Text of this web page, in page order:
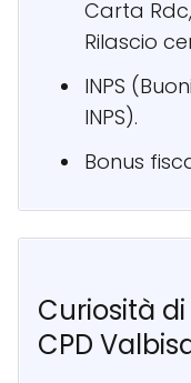
Carta
Rilascio
INPS
INPS).
Bonus
Curiosità
CPD